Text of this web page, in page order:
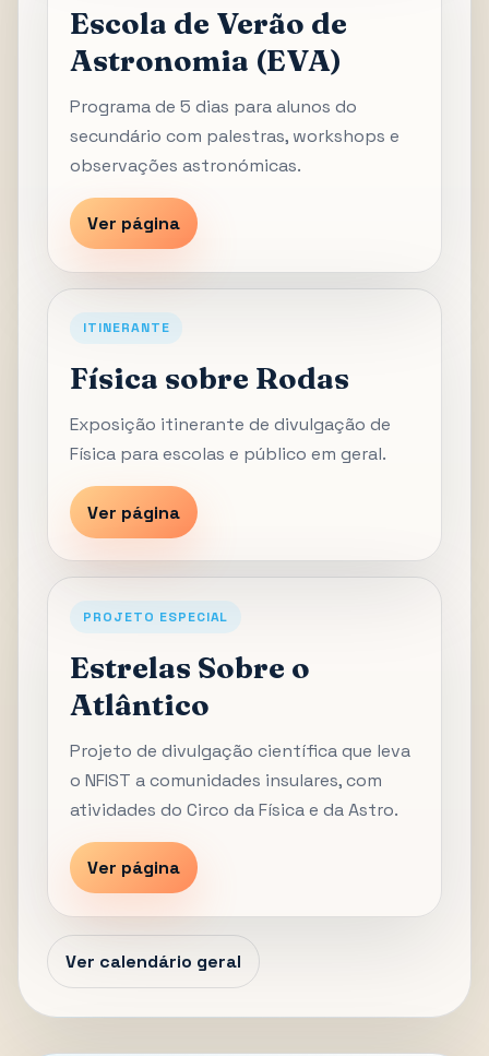
Escola de Verão de
Astronomia (EVA)
Programa de 5 dias para alunos do
secundário com palestras, workshops e
observações astronómicas.
Ver página
ITINERANTE
Física sobre Rodas
Exposição itinerante de divulgação de
Física para escolas e público em geral.
Ver página
PROJETO ESPECIAL
Estrelas Sobre o
Atlântico
Projeto de divulgação científica que leva
o NFIST a comunidades insulares, com
atividades do Circo da Física e da Astro.
Ver página
Ver calendário geral